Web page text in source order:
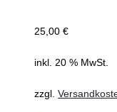
25,00 €
inkl. 20 % MwSt.
zzgl.